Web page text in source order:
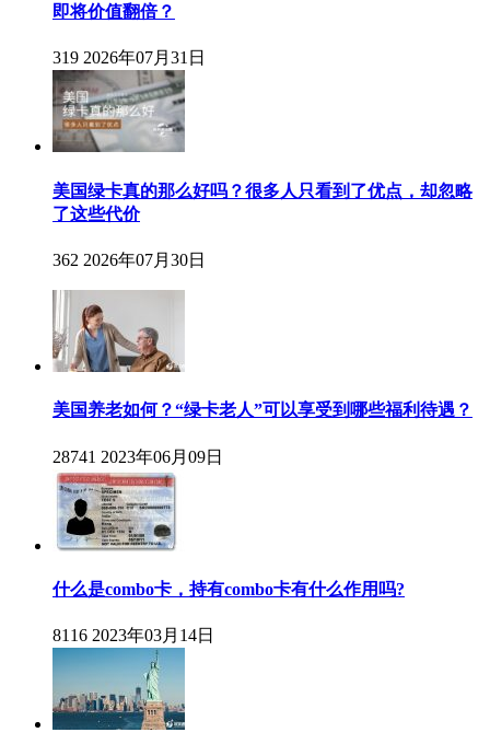
即将价值翻倍？
319 2026年07月31日
美国绿卡真的那么好吗？很多人只看到了优点，却忽略
了这些代价
362 2026年07月30日
美国养老如何？“绿卡老人”可以享受到哪些福利待遇？
28741 2023年06月09日
什么是combo卡，持有combo卡有什么作用吗?
8116 2023年03月14日